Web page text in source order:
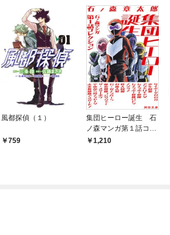
風都探偵（１）
759
集団ヒーロー誕生 石
ノ森マンガ第１話コレ
クション
1,210